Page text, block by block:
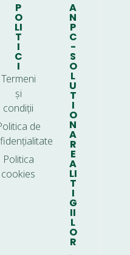
P
O
LI
T
I
C
I
Termeni
și
condiții
de
Politica
cookies
A
N
P
C
-
S
O
L
U
T
I
O
N
A
R
E
A
LI
T
I
G
II
L
O
R